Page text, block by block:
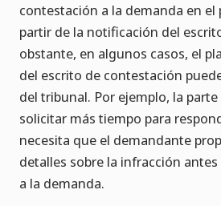
contestación a la demanda en el
partir de la notificación del
obstante, en algunos casos, el
del escrito de contestación
del tribunal. Por ejemplo, la
solicitar más tiempo para
necesita que el demandante
detalles sobre la infracción
a la demanda.